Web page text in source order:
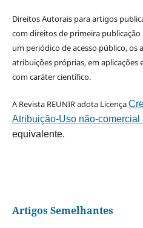
Direitos Autorais para artigos
com direitos de primeira
um periódico de acesso público,
atribuições próprias, em aplicações
com caráter científico.
A Revista REUNIR adota Licença
Atribuição-Uso não-
equivalente.
Artigos Semelhantes